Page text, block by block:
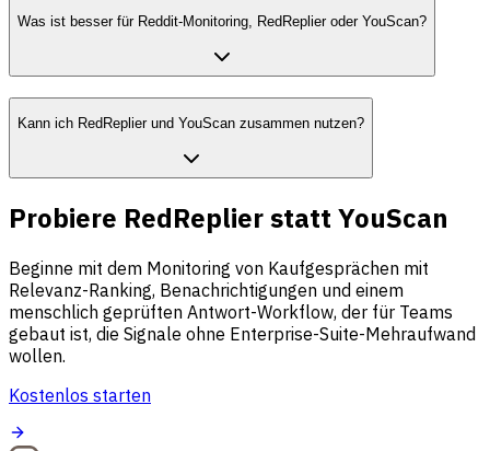
Was ist besser für Reddit-Monitoring, RedReplier oder YouScan?
Kann ich RedReplier und YouScan zusammen nutzen?
Probiere RedReplier statt YouScan
Beginne mit dem Monitoring von Kaufgesprächen mit
Relevanz-Ranking, Benachrichtigungen und einem
menschlich geprüften Antwort-Workflow, der für Teams
gebaut ist, die Signale ohne Enterprise-Suite-Mehraufwand
wollen.
Kostenlos starten